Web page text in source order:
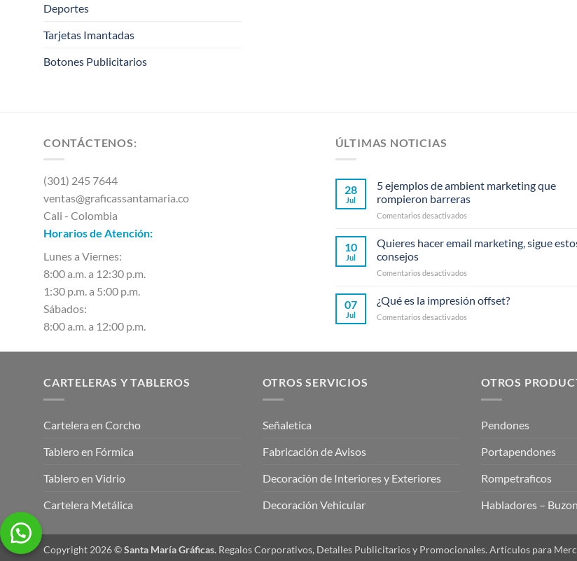
Deportes
Tarjetas Imantadas
Botones Publicitarios
CONTÁCTENOS:
(301) 245 7644
ventas@graficassantamaria.co
Cali - Colombia
Horarios de Atención:
Lunes a Viernes:
8:00 a.m. a 12:30 p.m.
1:30 p.m. a 5:00 p.m.
Sábados:
8:00 a.m. a 12:00 p.m.
ÚLTIMAS NOTICIAS
28
Jul
5 ejemplos de ambient marketing que
rompieron barreras
Comentarios desactivadosen
ejemplos
marketing
rompieron
10
Jul
Quieres hacer email marketing, sigue
consejos
Comentarios desactivadosen
hacer
marketing,
07
Jul
¿Qué es la impresión offset?
Comentarios desactivadosen
la
CARTELERAS Y TABLEROS
Cartelera en Corcho
Tablero en Fórmica
Tablero en Vidrio
Cartelera Metálica
OTROS SERVICIOS
Señaletica
Fabricación de Avisos
Decoración de Interiores y Exteriores
Decoración Vehicular
OTROS
Pendones
Portapendones
Rompetraficos
Habladores –
Copyright 2026 ©Santa María Gráficas. Regalos Corporativos, Detalles Publicitarios y Promocionales. Artículos para